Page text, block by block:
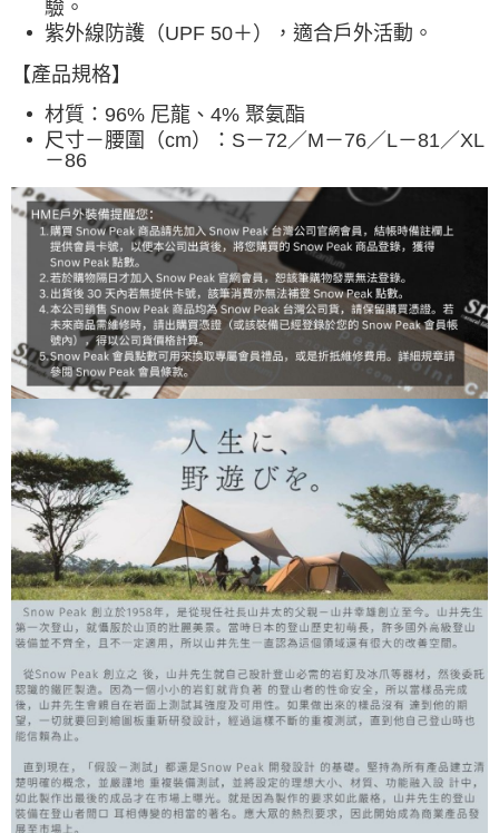
驗。
紫外線防護（UPF 50＋），適合戶外活動。
【產品規格】
材質： 96% 尼龍、4% 聚氨酯
尺寸－腰圍（cm）：S－72／M－76／L－81／XL
－86